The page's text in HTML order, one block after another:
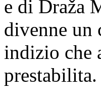
e di Draža
divenne un
indizio che
prestabilita.